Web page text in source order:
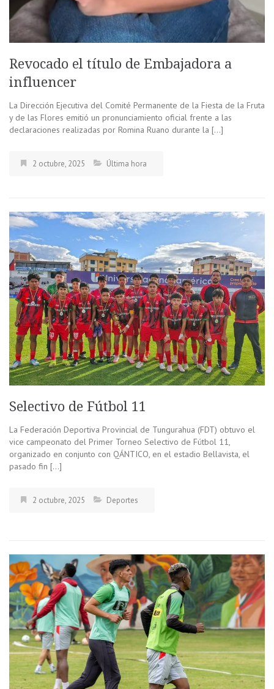
Revocado el título de Embajadora a
influencer
La Dirección Ejecutiva del Comité Permanente de la Fiesta de la Fruta
y de las Flores emitió un pronunciamiento oficial frente a las
declaraciones realizadas por Romina Ruano durante la […]
2 octubre, 2025 Última hora
Selectivo de Fútbol 11
La Federación Deportiva Provincial de Tungurahua (FDT) obtuvo el
vice campeonato del Primer Torneo Selectivo de Fútbol 11,
organizado en conjunto con QÁNTICO, en el estadio Bellavista, el
pasado fin […]
2 octubre, 2025 Deportes